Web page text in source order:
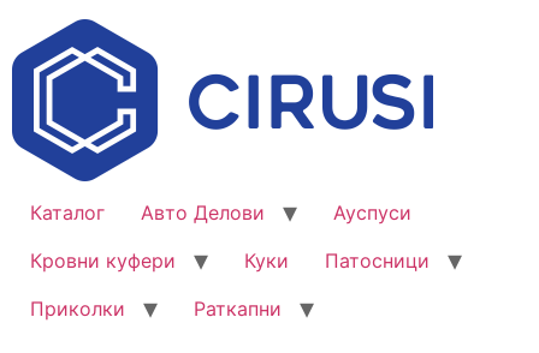
Каталог Авто Делови
Ауспуси
Кровни куфери
Куки
Патосници
Приколки
Раткапни